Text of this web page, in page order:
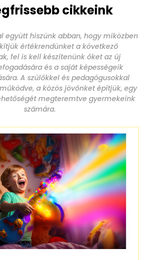
cikkeink
együtt hiszünk abban, hogy miközben
értékrendünket a következő
fel is kell készítenünk őket az új
és a saját képességeik
A szülőkkel és pedagógusokkal
a közös jövőnket építjük, egy
megteremtve gyermekeink
számára.